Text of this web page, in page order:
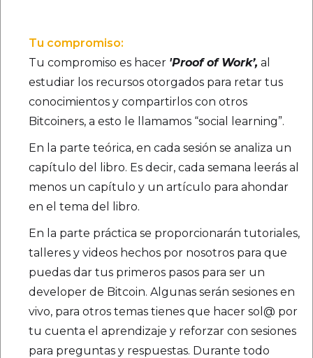
Tu compromiso:
Tu compromiso es hacer 'Proof of Work’, al
estudiar los recursos otorgados para retar tus
conocimientos y compartirlos con otros
Bitcoiners, a esto le llamamos “social learning”.
En la parte teórica, en cada sesión se analiza un
capítulo del libro. Es decir, cada semana leerás al
menos un capítulo y un artículo para ahondar
en el tema del libro.
En la parte práctica se proporcionarán tutoriales,
talleres y videos hechos por nosotros para que
puedas dar tus primeros pasos para ser un
developer de Bitcoin. Algunas serán sesiones en
vivo, para otros temas tienes que hacer sol@ por
tu cuenta el aprendizaje y reforzar con sesiones
para preguntas y respuestas. Durante todo